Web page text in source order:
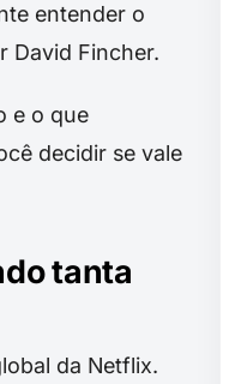
entender o
David Fincher.
e o que
decidir se vale
tanta
da Netflix.